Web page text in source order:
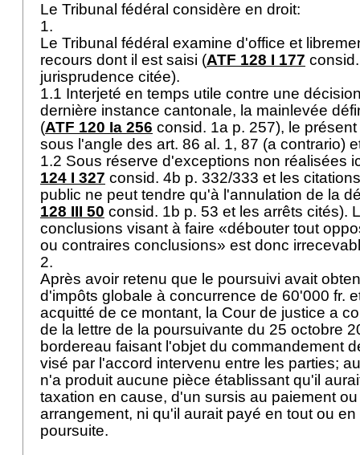
Le Tribunal fédéral considère en droit:
1.
Le Tribunal fédéral examine d'office et
recours dont il est saisi (ATF 128 I 177
jurisprudence citée).
1.1 Interjeté en temps utile contre une
dernière instance cantonale, la mainlevée
(ATF 120 Ia 256 consid. 1a p. 257), le
sous l'angle des art. 86 al. 1, 87 (a contrario)
1.2 Sous réserve d'exceptions non réalisées
124 I 327 consid. 4b p. 332/333 et les
public ne peut tendre qu'à l'annulation de la
128 III 50 consid. 1b p. 53 et les arrêts cités).
conclusions visant à faire «débouter tout
ou contraires conclusions» est donc
2.
Après avoir retenu que le poursuivi avait
d'impôts globale à concurrence de 60'000 fr.
acquitté de ce montant, la Cour de justice a
de la lettre de la poursuivante du 25 octobre
bordereau faisant l'objet du commandement
visé par l'accord intervenu entre les parties;
n'a produit aucune pièce établissant qu'il
taxation en cause, d'un sursis au paiement
arrangement, ni qu'il aurait payé en tout ou
poursuite.